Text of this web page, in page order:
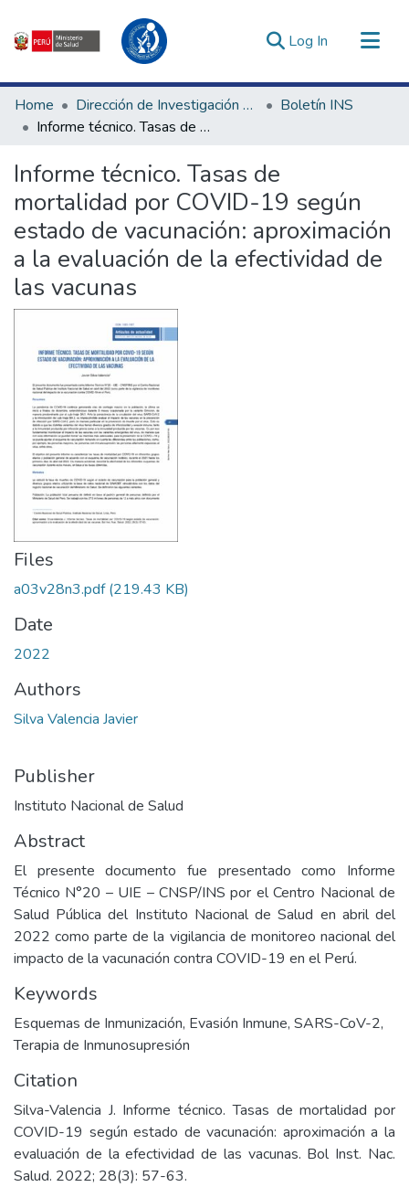
Log In (current)
Communities & Collections
All of DSpace
Estadísticas Externas
Enlaces de interés ▾
Home Dirección de Investigación e Innovación en Salud
Boletín INS
Informe técnico. Tasas de mortalidad por COVID-19 según estado de vacunación: aproximación a la evaluación de la efectividad de las vacunas
Informe técnico. Tasas de
mortalidad por COVID-19 según
estado de vacunación: aproximación
a la evaluación de la efectividad de
las vacunas
Files
a03v28n3.pdf(219.43 KB)
Date
2022
Authors
Silva Valencia Javier
Publisher
Instituto Nacional de Salud
Abstract
El presente documento fue presentado como Informe
Técnico N°20 – UIE – CNSP/INS por el Centro Nacional de
Salud Pública del Instituto Nacional de Salud en abril del
2022 como parte de la vigilancia de monitoreo nacional del
impacto de la vacunación contra COVID-19 en el Perú.
Keywords
Esquemas de Inmunización, Evasión Inmune, SARS-CoV-2,
Terapia de Inmunosupresión
Citation
Silva-Valencia J. Informe técnico. Tasas de mortalidad por
COVID-19 según estado de vacunación: aproximación a la
evaluación de la efectividad de las vacunas. Bol Inst. Nac.
Salud. 2022; 28(3): 57-63.